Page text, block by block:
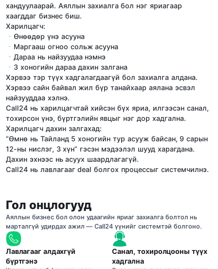
хандуулаарай. Аяллын захиалга бол нэг яриагаар
хаагддаг бизнес биш.
Харилцагч:
Өнөөдөр үнэ асууна
Маргааш огноо сольж асууна
Дараа нь найзуудаа нэмнэ
3 хоногийн дараа дахин залгана
Хэрвээ тэр түүх хадгалагдаагүй бол захиалга алдана.
Хэрвээ сайн байвал жил бүр танайхаар аялана эсвэл
найзууддаа хэлнэ.
Call24 нь харилцагчтай хийсэн бүх яриа, илгээсэн санал,
тохирсон үнэ, бүртгэлийн явцыг нэг дор хадгална.
Харилцагч дахин залгахад:
“Өмнө нь Тайланд 5 хоногийн тур асууж байсан, 9 сарын
12-ны нислэг, 3 хүн” гэсэн мэдээлэл шууд харагдана.
Дахин эхнээс нь асуух шаардлагагүй.
Call24 нь лавлагааг deal болгох процессыг системчилнэ.
Гол онцлогууд
Аяллын бизнес бол олон удаагийн яриаг захиалга болтол нь
марталгүй удирдах ажил — Call24 үүнийг системтэй болгоно.
Лавлагааг алдахгүй
бүртгэнэ
Санал, тохиролцооны түүх
хадгална